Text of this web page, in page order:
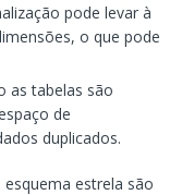
pode levar à
o que pode
as tabelas são
de
duplicados.
estrela são